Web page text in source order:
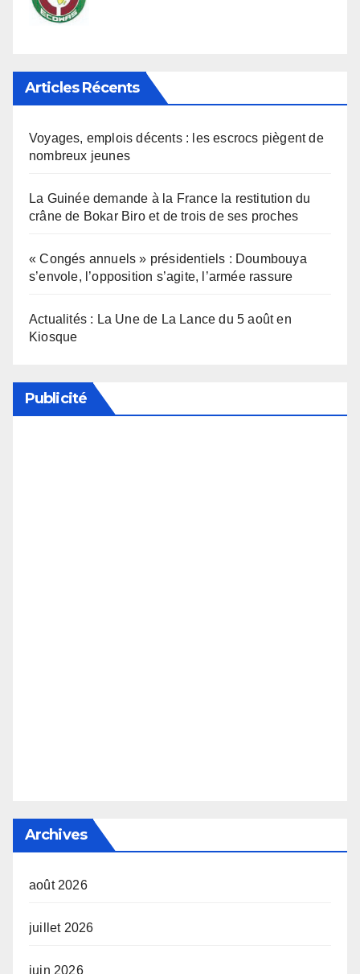
Articles Récents
Voyages, emplois décents : les escrocs piègent de
nombreux jeunes
La Guinée demande à la France la restitution du
crâne de Bokar Biro et de trois de ses proches
« Congés annuels » présidentiels : Doumbouya
s’envole, l’opposition s’agite, l’armée rassure
Actualités : La Une de La Lance du 5 août en
Kiosque
Publicité
Archives
août 2026
juillet 2026
juin 2026